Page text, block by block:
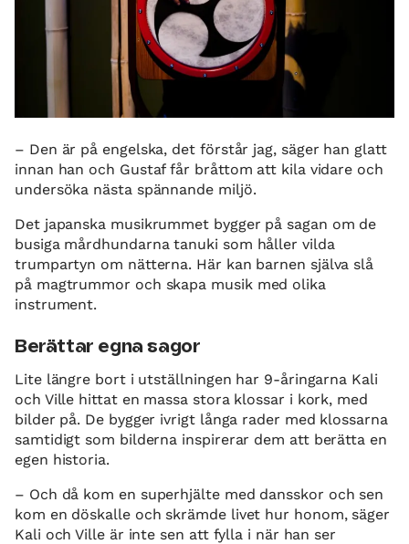
– Den är på engelska, det förstår jag, säger han glatt
innan han och Gustaf får bråttom att kila vidare och
undersöka nästa spännande miljö.
Det japanska musikrummet bygger på sagan om de
busiga mårdhundarna tanuki som håller vilda
trumpartyn om nätterna. Här kan barnen själva slå
på magtrummor och skapa musik med olika
instrument.
Berättar egna sagor
Lite längre bort i utställningen har 9-åringarna Kali
och Ville hittat en massa stora klossar i kork, med
bilder på. De bygger ivrigt långa rader med klossarna
samtidigt som bilderna inspirerar dem att berätta en
egen historia.
– Och då kom en superhjälte med dansskor och sen
kom en döskalle och skrämde livet hur honom, säger
Kali och Ville är inte sen att fylla i när han ser